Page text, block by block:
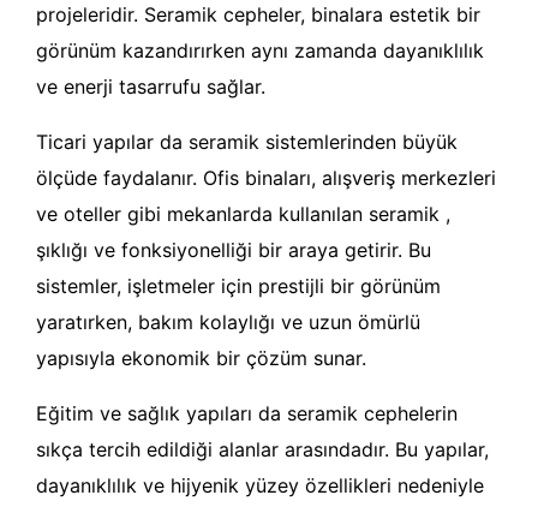
projeleridir. Seramik cepheler, binalara estetik bir
görünüm kazandırırken aynı zamanda dayanıklılık
ve enerji tasarrufu sağlar.
Ticari yapılar da seramik sistemlerinden büyük
ölçüde faydalanır. Ofis binaları, alışveriş merkezleri
ve oteller gibi mekanlarda kullanılan seramik ,
şıklığı ve fonksiyonelliği bir araya getirir. Bu
sistemler, işletmeler için prestijli bir görünüm
yaratırken, bakım kolaylığı ve uzun ömürlü
yapısıyla ekonomik bir çözüm sunar.
Eğitim ve sağlık yapıları da seramik cephelerin
sıkça tercih edildiği alanlar arasındadır. Bu yapılar,
dayanıklılık ve hijyenik yüzey özellikleri nedeniyle